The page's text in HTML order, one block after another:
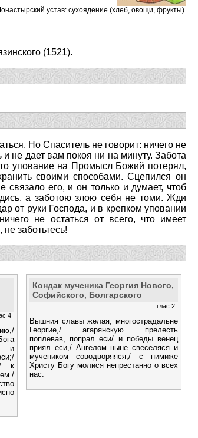
устав: cухоядение (хлеб, овощи, фрукты).
(1521).
Но Спаситель не говорит: ничего не
не дает вам покоя ни на минуту. Забота
упование на Промысл Божий потерял,
своими способами. Сцепился он
его, и он только и думает, чтоб
а заботою злою себя не томи. Жди
от руки Господа, и в крепком уповании
не остаться от всего, что имеет
заботьтесь!
4
и
к
Кондак мученика Георгия Нового,
Софийского, Болгарского
глас 2
Вышния славы желая, многострадальне
Георгие,/ агарянскую прелесть
поплевав, попрал еси/ и победы венец
приял еси,/ Ангелом ныне свеселяся и
мучеником соводворяяся,/ с нимиже
Христу Богу молися непрестанно о всех
нас.